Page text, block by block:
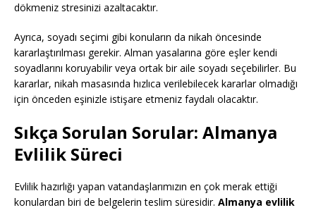
dökmeniz stresinizi azaltacaktır.
Ayrıca, soyadı seçimi gibi konuların da nikah öncesinde
kararlaştırılması gerekir. Alman yasalarına göre eşler kendi
soyadlarını koruyabilir veya ortak bir aile soyadı seçebilirler. Bu
kararlar, nikah masasında hızlıca verilebilecek kararlar olmadığı
için önceden eşinizle istişare etmeniz faydalı olacaktır.
Sıkça Sorulan Sorular: Almanya
Evlilik Süreci
Evlilik hazırlığı yapan vatandaşlarımızın en çok merak ettiği
konulardan biri de belgelerin teslim süresidir. Almanya evlilik